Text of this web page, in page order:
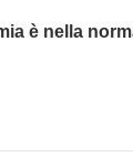
è nella